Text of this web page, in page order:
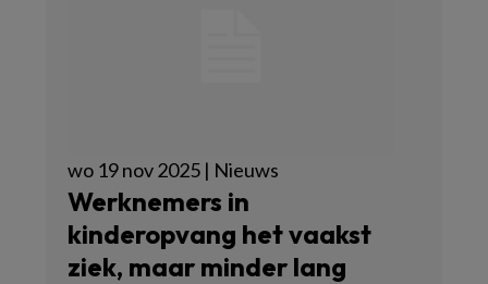
wo 19 nov 2025 | Nieuws
Werknemers in
kinderopvang het vaakst
ziek, maar minder lang